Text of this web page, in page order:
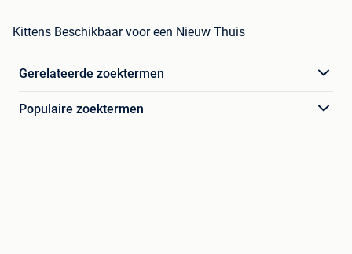
Kittens Beschikbaar voor een Nieuw Thuis
Gerelateerde zoektermen
Populaire zoektermen